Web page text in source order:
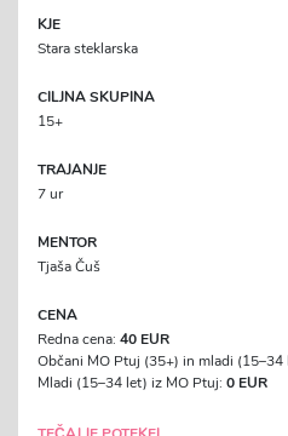
KJE
Stara steklarska
CILJNA SKUPINA
15+
TRAJANJE
7 ur
MENTOR
Tjaša Čuš
CENA
Redna cena: 40 EUR
Občani MO Ptuj (35+) in mladi
Mladi (15–34 let) iz MO Ptuj: 0 EUR